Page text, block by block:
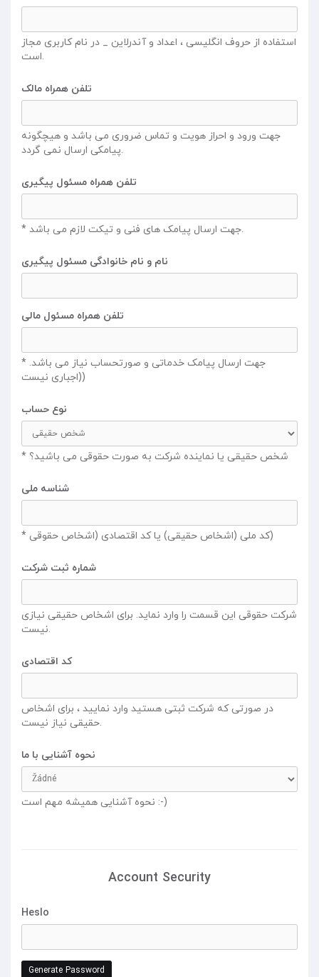
استفاده از حروف انگلیسی ، اعداد و آندرلاین _ در نام کاربری مجاز
است.
تلفن همراه مالک
جهت ورود و احراز هویت و تماس ضروری می باشد و هیچگونه
پیامکی ارسال نمی گردد.
تلفن همراه مسئول پیگیری
* جهت ارسال پیامک های فنی و تیکت لازم می باشد.
نام و نام خانوادگی مسئول پیگیری
تلفن همراه مسئول مالی
* جهت ارسال پیامک خدماتی و صورتحساب نیاز می باشد.
(اجباری نیست)
نوع حساب
* شخص حقیقی یا نماینده شرکت به صورت حقوقی می باشید؟
شناسه ملی
* کد ملی (اشخاص حقیقی) یا کد اقتصادی (اشخاص حقوقی)
شماره ثبت شرکت
شرکت حقوقی این قسمت را وارد نماید. برای اشخاص حقیقی نیازی
نیست.
کد اقتصادی
در صورتی که شرکت ثبتی هستید وارد نمایید ، برای اشخاص
حقیقی نیاز نیست.
نحوه آشنایی با ما
نحوه آشنایی همیشه مهم است :-)
Account Security
Heslo
Generate Password